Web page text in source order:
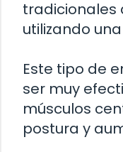
tradicionales
utilizando
Este tipo de
ser muy
músculos
postura y